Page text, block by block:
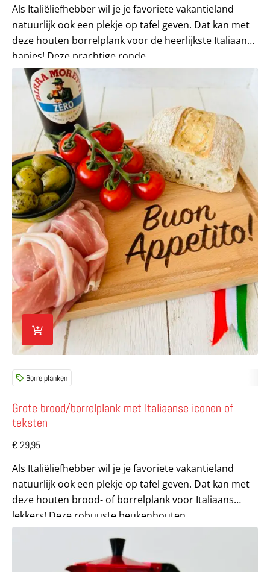
Als Italiëliefhebber wil je je favoriete vakantieland
natuurlijk ook een plekje op tafel geven. Dat kan met
deze houten borrelplank voor de heerlijkste Italiaanse
hapjes! Deze prachtige ronde...
Borrelplanken
Grote brood/borrelplank met Italiaanse iconen of
teksten
Lees meer over Grote brood/borrelplank met Italiaanse
€ 29,95
Als Italiëliefhebber wil je je favoriete vakantieland
natuurlijk ook een plekje op tafel geven. Dat kan met
deze houten brood- of borrelplank voor Italiaans
lekkers! Deze robuuste beukenhouten...